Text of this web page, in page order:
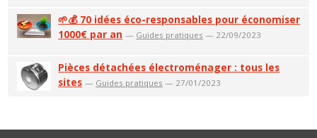
🌱💰 70 idées éco-responsables pour économiser
1000€ par an — Guides pratiques — 22/09/2023
Pièces détachées électroménager : tous les
sites — Guides pratiques — 27/01/2023